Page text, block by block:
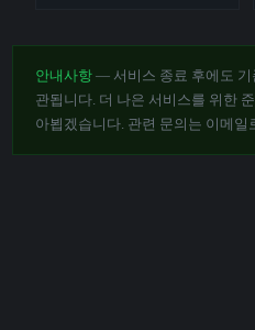
안내사항 — 서비스 종료 후에도 기
관됩니다. 더 나은 서비스를 위한
아뵙겠습니다. 관련 문의는 이메일